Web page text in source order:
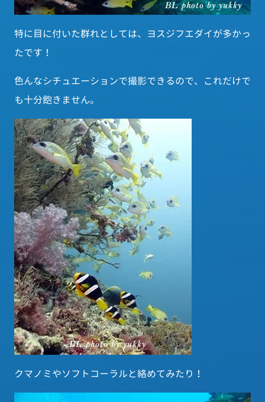
特に目に付いた群れとしては、ヨスジフエダイが多かっ
たです！
色んなシチュエーションで撮影できるので、これだけで
も十分飽きません。
クマノミやソフトコーラルと絡めてみたり！